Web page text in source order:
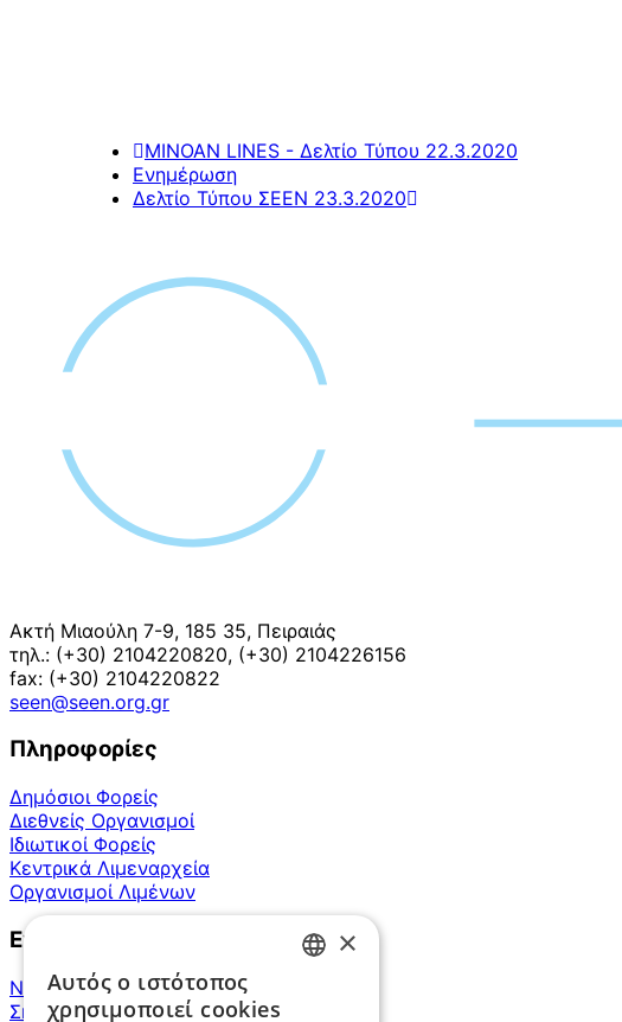
MINOAN LINES - Δελτίο Τύπου 22.3.2020
Ενημέρωση
Δελτίο Τύπου ΣΕΕΝ 23.3.2020
Ακτή Μιαούλη 7-9, 185 35, Πειραιάς
τηλ.: (+30) 2104220820, (+30) 2104226156
fax: (+30) 2104220822
seen@seen.org.gr
Πληροφορίες
Δημόσιοι Φορείς
Διεθνείς Οργανισμοί
Ιδιωτικοί Φορείς
Κεντρικά Λιμεναρχεία
Οργανισμοί Λιμένων
Ενημέρωση
Νέα του Συνδέσμου
Σημαντικά θέματα
×
Αυτός ο ιστότοπος
χρησιμοποιεί cookies